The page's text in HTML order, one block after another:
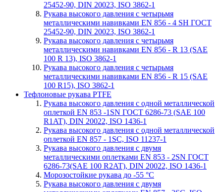
25452-90, DIN 20023, ISO 3862-1
Рукава высокого давления с четырьмя
металлическими навивками EN 856 - 4 SH ГОСТ
25452-90, DIN 20023, ISO 3862-1
Рукава высокого давления с четырьмя
металлическими навивками EN 856 - R 13 (SAE
100 R 13), ISO 3862-1
Рукава высокого давления с четырьмя
металлическими навивками EN 856 - R 15 (SAE
100 R15), ISO 3862-1
Тефлоновые рукава PTFE
Рукава высокого давления с одной металлической
оплеткой EN 853 -1SN ГОСТ 6286-73 (SAE 100
R1AT), DIN 20022, ISO 1436-1
Рукава высокого давления с одной металлической
оплеткой EN 857 - 1SС, ISO 11237-1
Рукава высокого давления с двумя
металлическими оплетками EN 853 - 2SN ГОСТ
6286-73(SAE 100 R2AT), DIN 20022, ISO 1436-1
Морозостойкие рукава до -55 °С
Рукава высокого давления с двумя